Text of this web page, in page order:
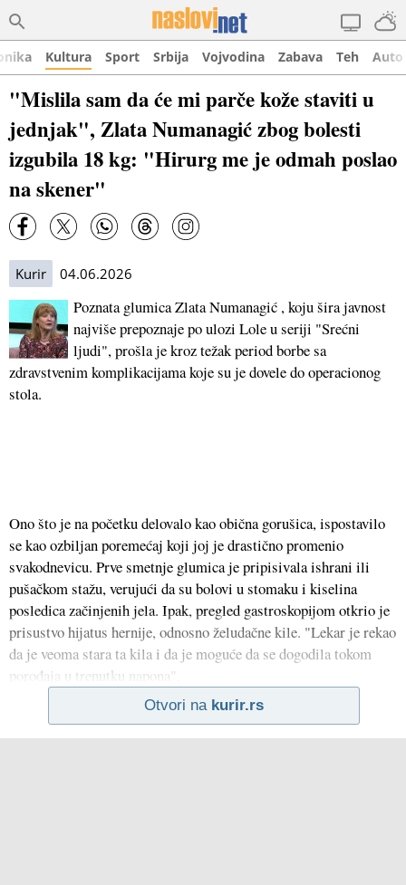
Kultura Sport Srbija Vojvodina Zabava Teh Auto
"Mislila sam da će mi parče kože staviti u
jednjak", Zlata Numanagić zbog bolesti
izgubila 18 kg: "Hirurg me je odmah poslao
na skener"
Kurir 04.06.2026
Poznata glumica Zlata Numanagić , koju šira javnost
najviše prepoznaje po ulozi Lole u seriji "Srećni
ljudi", prošla je kroz težak period borbe sa
zdravstvenim komplikacijama koje su je dovele do operacionog
stola.
Ono što je na početku delovalo kao obična gorušica, ispostavilo
se kao ozbiljan poremećaj koji joj je drastično promenio
svakodnevicu. Prve smetnje glumica je pripisivala ishrani ili
pušačkom stažu, verujući da su bolovi u stomaku i kiselina
posledica začinjenih jela. Ipak, pregled gastroskopijom otkrio je
prisustvo hijatus hernije, odnosno želudačne kile. "Lekar je rekao
da je veoma stara ta kila i da je moguće da se dogodila tokom
porođaja u trenutku napona",
Otvori na kurir.rs